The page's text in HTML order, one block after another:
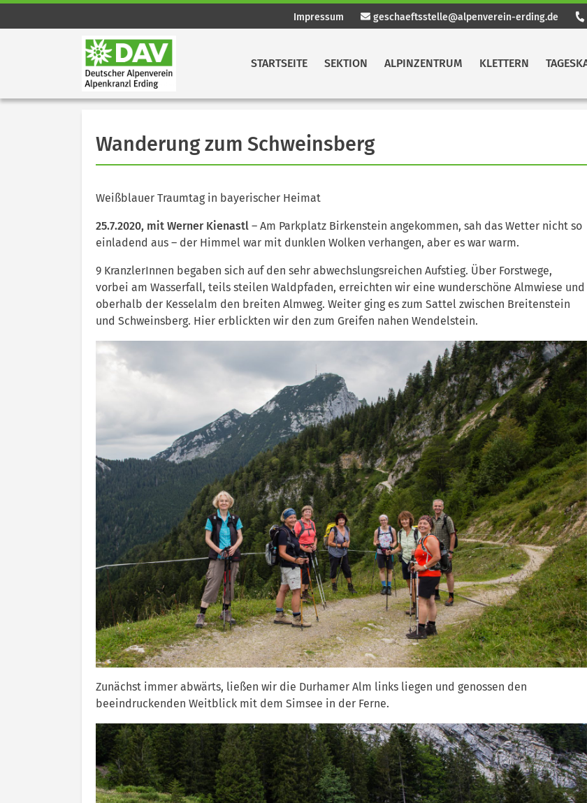
Impressum geschaeftsstelle@alpenverein-erding.de
STARTSEITE SEKTION ALPINZENTRUM KLETTERN
Wanderung zum Schweinsberg
Weißblauer Traumtag in bayerischer Heimat
25.7.2020, mit Werner Kienastl – Am Parkplatz Birkenstein angekommen, sah das Wetter nicht so
einladend aus – der Himmel war mit dunklen Wolken verhangen, aber es war warm.
9 KranzlerInnen begaben sich auf den sehr abwechslungsreichen Aufstieg. Über Forstwege,
vorbei am Wasserfall, teils steilen Waldpfaden, erreichten wir eine wunderschöne Almwiese und
oberhalb der Kesselalm den breiten Almweg. Weiter ging es zum Sattel zwischen Breitenstein
und Schweinsberg. Hier erblickten wir den zum Greifen nahen Wendelstein.
Zunächst immer abwärts, ließen wir die Durhamer Alm links liegen und genossen den
beeindruckenden Weitblick mit dem Simsee in der Ferne.